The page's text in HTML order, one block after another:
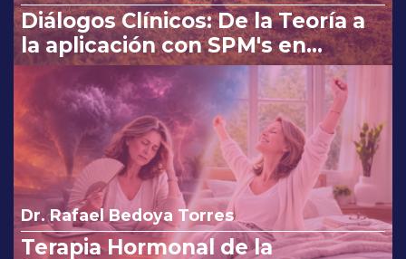
Diálogos Clínicos: De la Teoría a
la aplicación con SPM's en
Osteoartritis
Dr. Rafael Bedoya Torres
Terapia Hormonal de la